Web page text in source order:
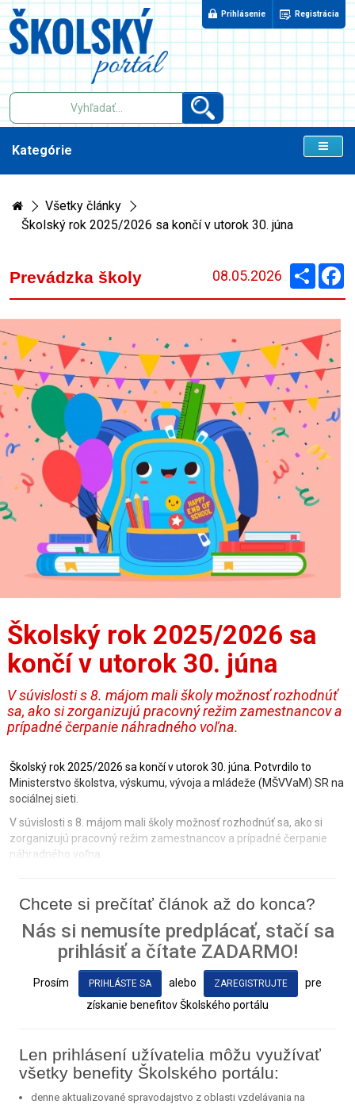
Prihlásenie Registrácia
Kategórie
Všetky články
Školský rok 2025/2026 sa končí v utorok 30. júna
Prevádzka školy 08.05.2026 Zdieľaj
Školský rok 2025/2026 sa
končí v utorok 30. júna
V súvislosti s 8. májom mali školy možnosť rozhodnúť
sa, ako si zorganizujú pracovný režim zamestnancov a
prípadné čerpanie náhradného voľna.
Školský rok 2025/2026 sa končí v utorok 30. júna. Potvrdilo to
Ministerstvo školstva, výskumu, vývoja a mládeže (MŠVVaM) SR na
sociálnej sieti.
V súvislosti s 8. májom mali školy možnosť rozhodnúť sa, ako si
zorganizujú pracovný režim zamestnancov a prípadné čerpanie
náhradného voľna.
Chcete si prečítať článok až do konca?
Nás si nemusíte predplácať, stačí sa
prihlásiť a čítate ZADARMO!
Prosím PRIHLÁSTE SA alebo ZAREGISTRUJTE
pre
získanie benefitov Školského portálu
Len prihlásení užívatelia môžu využívať
všetky benefity Školského portálu:
denne aktualizované spravodajstvo z oblasti vzdelávania na